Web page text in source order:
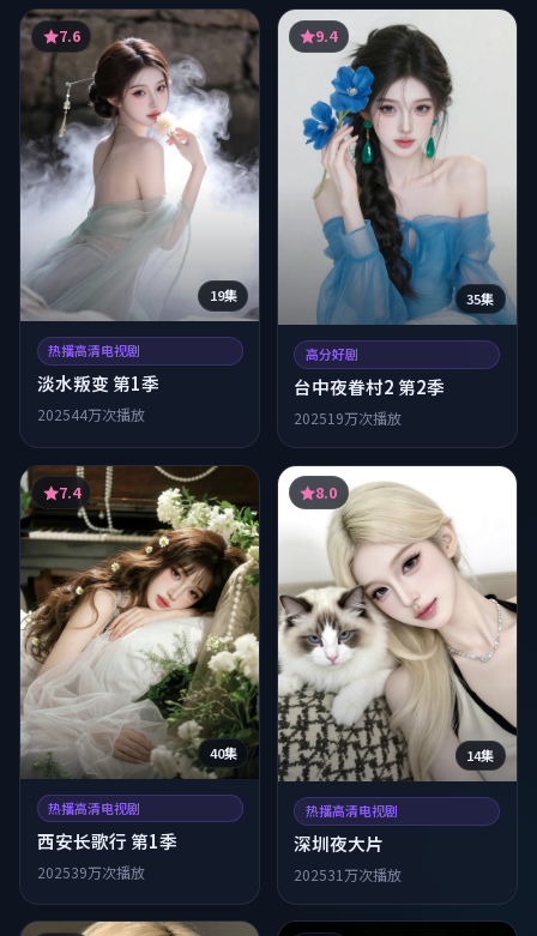
19集
7.6
热播高清电视剧
淡水叛变 第1季
202544万次播放
35集
9.4
高分好剧
台中夜眷村2 第2季
202519万次播放
40集
7.4
热播高清电视剧
西安长歌行 第1季
202539万次播放
14集
8.0
热播高清电视剧
深圳夜大片
202531万次播放